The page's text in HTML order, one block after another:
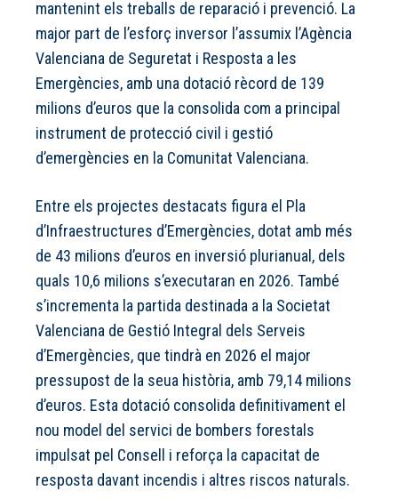
mantenint els treballs de reparació i prevenció. La
major part de l’esforç inversor l’assumix l’Agència
Valenciana de Seguretat i Resposta a les
Emergències, amb una dotació rècord de 139
milions d’euros que la consolida com a principal
instrument de protecció civil i gestió
d’emergències en la Comunitat Valenciana.
Entre els projectes destacats figura el Pla
d’Infraestructures d’Emergències, dotat amb més
de 43 milions d’euros en inversió plurianual, dels
quals 10,6 milions s’executaran en 2026. També
s’incrementa la partida destinada a la Societat
Valenciana de Gestió Integral dels Serveis
d’Emergències, que tindrà en 2026 el major
pressupost de la seua història, amb 79,14 milions
d’euros. Esta dotació consolida definitivament el
nou model del servici de bombers forestals
impulsat pel Consell i reforça la capacitat de
resposta davant incendis i altres riscos naturals.